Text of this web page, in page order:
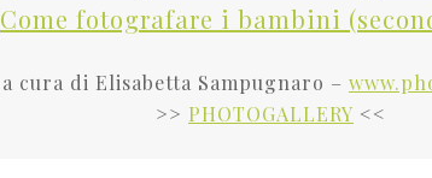
Come fotografare i bambini
a cura di Elisabetta Sampugnaro –
>> PHOTOGALLERY <<